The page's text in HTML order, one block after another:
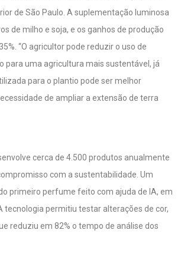
de São Paulo. A suplementação luminosa
de milho e soja, e os ganhos de produção
“O agricultor pode reduzir o uso de
para uma agricultura mais sustentável, já
para o plantio pode ser melhor
de ampliar a extensão de terra
cerca de 4.500 produtos anualmente
com a sustentabilidade. Um
primeiro perfume feito com ajuda de IA, em
tecnologia permitiu testar alterações de cor,
reduziu em 82% o tempo de análise dos